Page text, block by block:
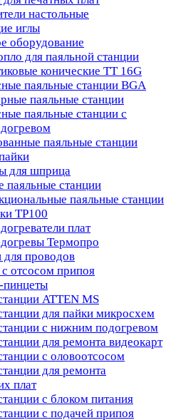
настольные
иглы
оборудование
для паяльной станции
конические TT 16G
паяльные станции BGA
паяльные станции
паяльные станции с
паяльные станции
для шприца
паяльные станции
паяльные станции
TP100
плат
Термопро
проводов
отсосом припоя
пинцеты
ATTEN MS
для пайки микросхем
с нижним подогревом
для ремонта видеокарт
с оловоотсосом
для ремонта
плат
с блоком питания
с подачей припоя